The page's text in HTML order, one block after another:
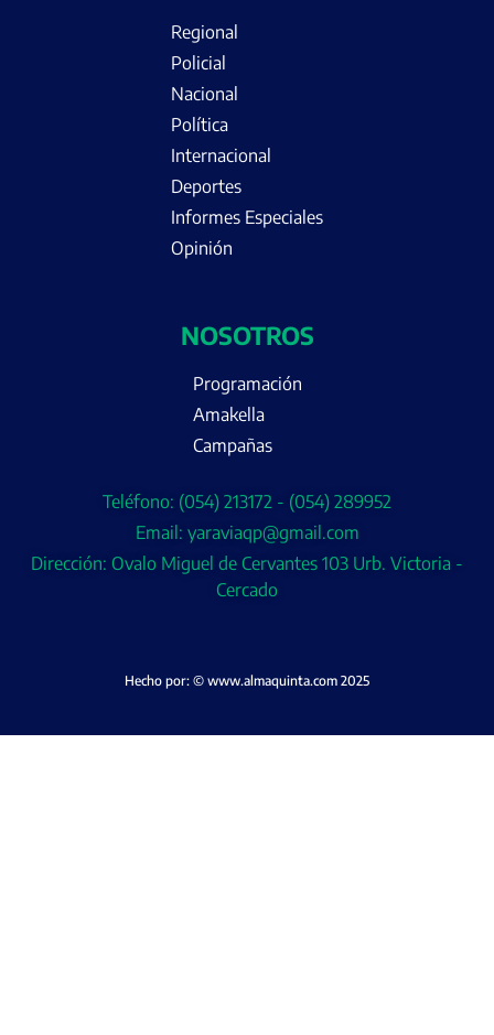
Regional
Policial
Nacional
Política
Internacional
Deportes
Informes Especiales
Opinión
NOSOTROS
Programación
Amakella
Campañas
Teléfono: (054) 213172 - (054) 289952
Email: yaraviaqp@gmail.com
Dirección: Ovalo Miguel de Cervantes 103 Urb. Victoria -
Cercado
Hecho por: © www.almaquinta.com 2025